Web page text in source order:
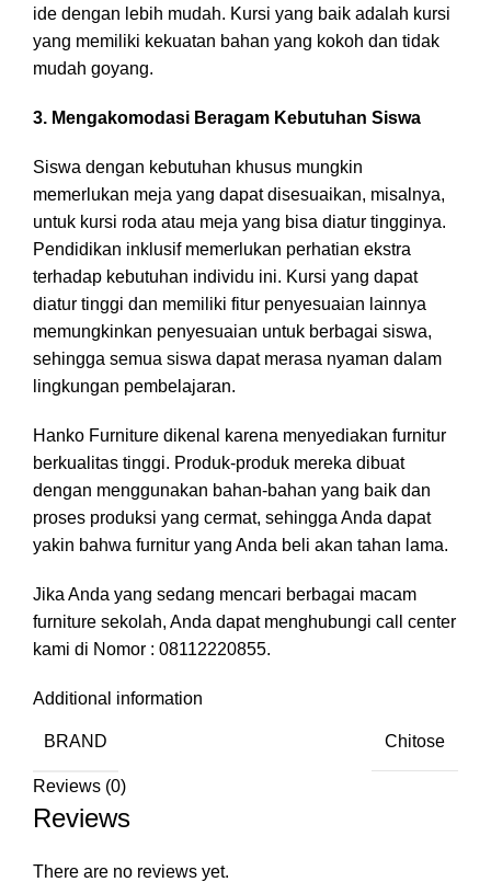
ide dengan lebih mudah. Kursi yang baik adalah kursi
yang memiliki kekuatan bahan yang kokoh dan tidak
mudah goyang.
3. Mengakomodasi Beragam Kebutuhan Siswa
Siswa dengan kebutuhan khusus mungkin
memerlukan meja yang dapat disesuaikan, misalnya,
untuk kursi roda atau meja yang bisa diatur tingginya.
Pendidikan inklusif memerlukan perhatian ekstra
terhadap kebutuhan individu ini. Kursi yang dapat
diatur tinggi dan memiliki fitur penyesuaian lainnya
memungkinkan penyesuaian untuk berbagai siswa,
sehingga semua siswa dapat merasa nyaman dalam
lingkungan pembelajaran.
Hanko Furniture dikenal karena menyediakan furnitur
berkualitas tinggi. Produk-produk mereka dibuat
dengan menggunakan bahan-bahan yang baik dan
proses produksi yang cermat, sehingga Anda dapat
yakin bahwa furnitur yang Anda beli akan tahan lama.
Jika Anda yang sedang mencari berbagai macam
furniture sekolah, Anda dapat menghubungi call center
kami di Nomor : 08112220855.
Additional information
BRAND Chitose
Reviews (0)
Reviews
There are no reviews yet.